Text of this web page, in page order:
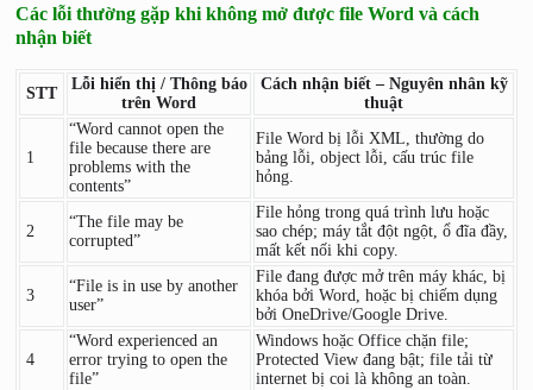
Các lỗi thường gặp khi không mở được file Word và cách
nhận biết
STT
Lỗi hiển thị / Thông báo
trên Word
Cách nhận biết – Nguyên nhân kỹ
thuật
1
“Word cannot open the
file because there are
problems with the
contents”
File Word bị lỗi XML, thường do
bảng lỗi, object lỗi, cấu trúc file
hỏng.
2
“The file may be
corrupted”
File hỏng trong quá trình lưu hoặc
sao chép; máy tắt đột ngột, ổ đĩa đầy,
mất kết nối khi copy.
3
“File is in use by another
user”
File đang được mở trên máy khác, bị
khóa bởi Word, hoặc bị chiếm dụng
bởi OneDrive/Google Drive.
4
“Word experienced an
error trying to open the
file”
Windows hoặc Office chặn file;
Protected View đang bật; file tải từ
internet bị coi là không an toàn.